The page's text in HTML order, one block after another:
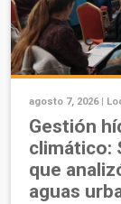
agosto 7, 2026 |
Gestión
climático:
que
aguas